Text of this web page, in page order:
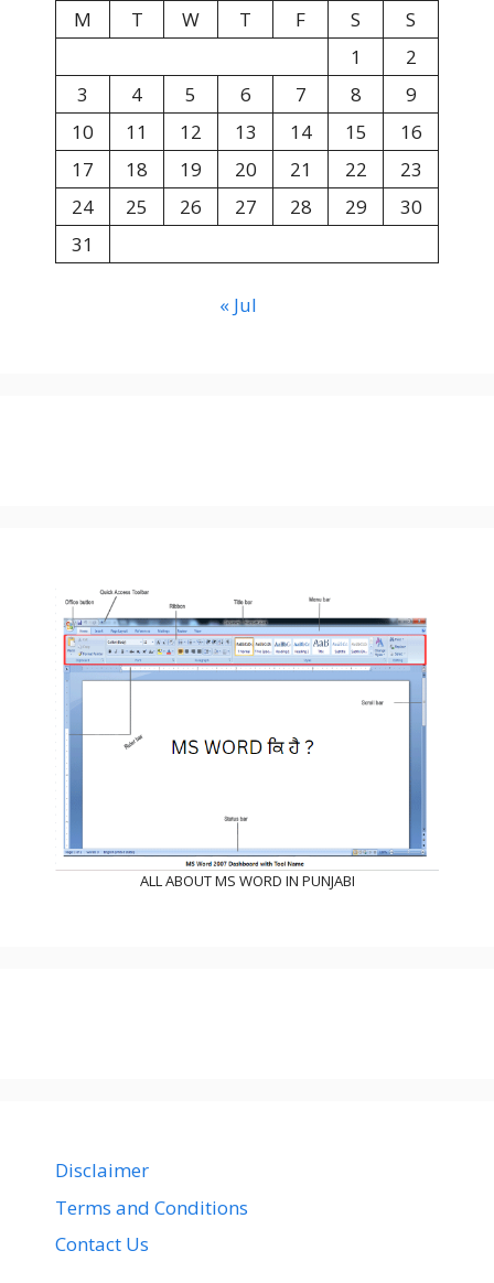
M
T W T F S
S
1
2
3
4 5 6 7 8
9
10
11 12 13 14 15
16
17
18 19 20 21 22
23
24
25 26 27 28 29
30
31
« Jul
ALL ABOUT MS WORD IN PUNJABI
Disclaimer
Terms and Conditions
Contact Us